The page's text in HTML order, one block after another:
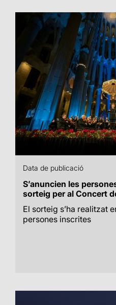
Data de publicació
S’anuncien les
sorteig per al Concert
El sorteig s’ha realitzat
persones inscrites